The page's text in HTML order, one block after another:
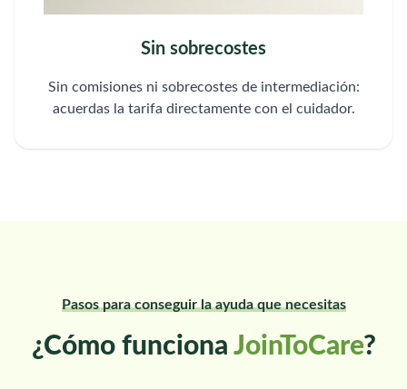
Sin sobrecostes
Sin comisiones ni sobrecostes de intermediación:
acuerdas la tarifa directamente con el cuidador.
Pasos para conseguir la ayuda que necesitas
¿Cómo funciona JoinToCare?